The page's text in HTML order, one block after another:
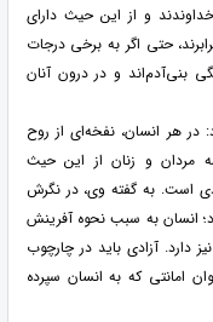
و از این حیث دارای
حتی اگر به برخی درجات
بنی‌آدم‌اند و در درون آنان
در هر انسان، نفخه‌ای از روح
مردان و زنان از این حیث
است. به گفته وی، در نگرش
انسان به سبب نحوه آفرینش
دارد. آزادی باید در چارچوب
امانتی که به انسان سپرده